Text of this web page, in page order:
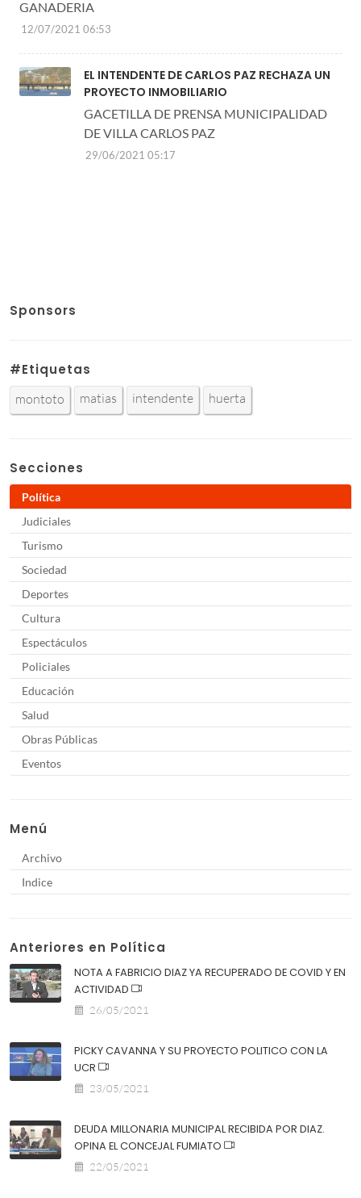
GANADERIA
12/07/2021 06:53
EL INTENDENTE DE CARLOS PAZ RECHAZA UN
PROYECTO INMOBILIARIO
GACETILLA DE PRENSA MUNICIPALIDAD
DE VILLA CARLOS PAZ
29/06/2021 05:17
Sponsors
#Etiquetas
montoto matias intendente huerta
Secciones
Política
Judiciales
Turismo
Sociedad
Deportes
Cultura
Espectáculos
Policiales
Educación
Salud
Obras Públicas
Eventos
Menú
Archivo
Indice
Anteriores en Política
NOTA A FABRICIO DIAZ YA RECUPERADO DE COVID Y EN
ACTIVIDAD
26/05/2021
PICKY CAVANNA Y SU PROYECTO POLITICO CON LA
UCR
23/05/2021
DEUDA MILLONARIA MUNICIPAL RECIBIDA POR DIAZ.
OPINA EL CONCEJAL FUMIATO
22/05/2021